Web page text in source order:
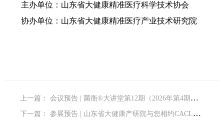
主办单位：山东省大健康精准医疗科学技术协会
协办单位：山东省大健康精准医疗产业技术研究院
上一篇： 会议预告 | 菌衡®大讲堂第12期（2026年第4期）暨肠道微生态学术交流会议
下一篇： 参展预告 | 山东省大健康产研院与您相约CACLP 2026·厦门!